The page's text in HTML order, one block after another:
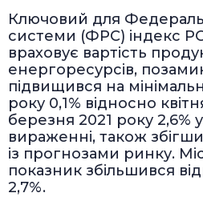
Ключовий для
системи (ФРС) індекс
враховує вартість
енергоресурсів,
підвищився на
року 0,1% відносно
березня 2021 року 2,6%
вираженні, також
із прогнозами ринку.
показник збільшився
2,7%.